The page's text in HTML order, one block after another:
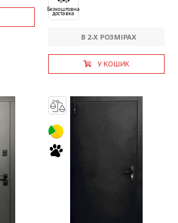
Безкоштовна
доставка
В 2-X РОЗМІРАХ
У КОШИК